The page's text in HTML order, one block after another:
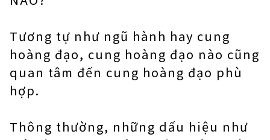
Tương tự như ngũ hành hay cung
hoàng đạo, cung hoàng đạo nào cũng
quan tâm đến cung hoàng đạo phù
hợp.
Thông thường, những dấu hiệu như